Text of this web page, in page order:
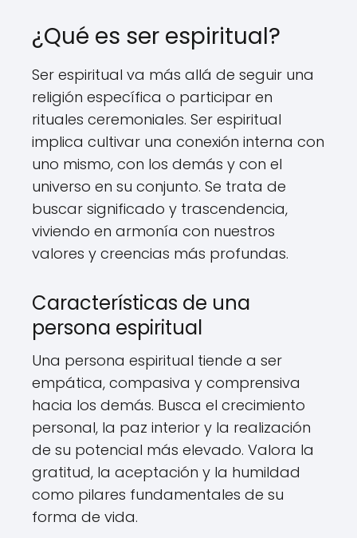
¿Qué es ser espiritual?
Ser espiritual va más allá de seguir una
religión específica o participar en
rituales ceremoniales. Ser espiritual
implica cultivar una conexión interna con
uno mismo, con los demás y con el
universo en su conjunto. Se trata de
buscar significado y trascendencia,
viviendo en armonía con nuestros
valores y creencias más profundas.
Características de una
persona espiritual
Una persona espiritual tiende a ser
empática, compasiva y comprensiva
hacia los demás. Busca el crecimiento
personal, la paz interior y la realización
de su potencial más elevado. Valora la
gratitud, la aceptación y la humildad
como pilares fundamentales de su
forma de vida.